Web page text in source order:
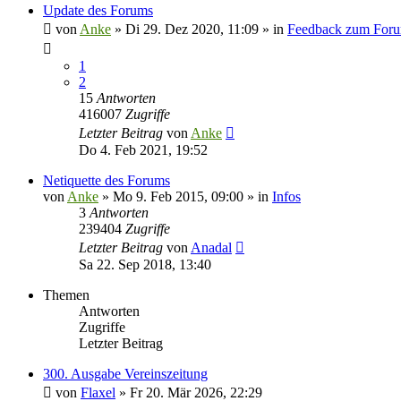
Update des Forums
von Anke » Di 29. Dez 2020, 11:09 » in Feedback zum
1
2
15 Antworten
416007 Zugriffe
Letzter Beitrag von Anke
Do 4. Feb 2021, 19:52
Netiquette des Forums
von Anke » Mo 9. Feb 2015, 09:00 » in Infos
3 Antworten
239404 Zugriffe
Letzter Beitrag von Anadal
Sa 22. Sep 2018, 13:40
Themen
Antworten
Zugriffe
Letzter Beitrag
300. Ausgabe Vereinszeitung
von Flaxel » Fr 20. Mär 2026, 22:29